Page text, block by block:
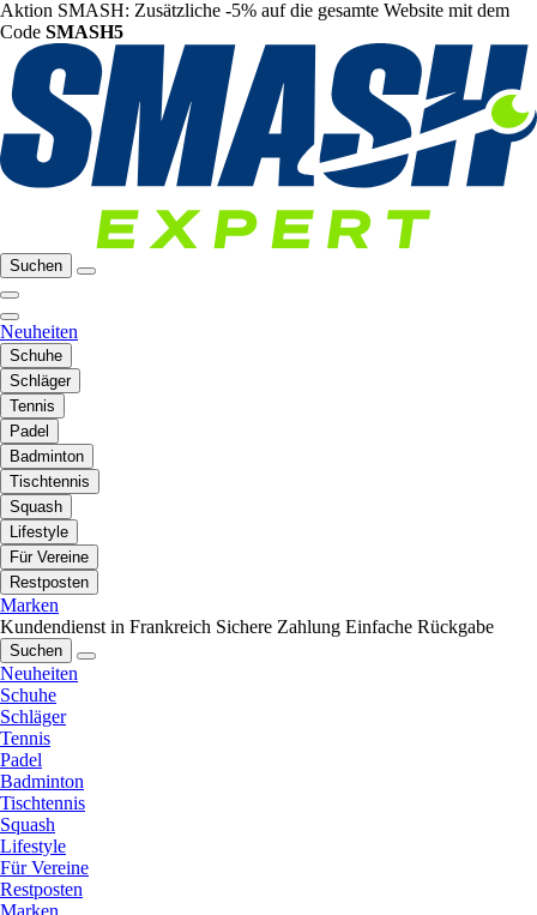
Aktion SMASH: Zusätzliche -5% auf die gesamte Website mit dem
Code SMASH5
Suchen
Neuheiten
Schuhe
Schläger
Tennis
Padel
Badminton
Tischtennis
Squash
Lifestyle
Für Vereine
Restposten
Marken
Kundendienst in Frankreich Sichere Zahlung Einfache Rückgabe
Suchen
Neuheiten
Schuhe
Schläger
Tennis
Padel
Badminton
Tischtennis
Squash
Lifestyle
Für Vereine
Restposten